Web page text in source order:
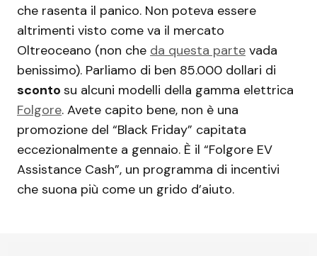
che rasenta il panico. Non poteva essere
altrimenti visto come va il mercato
Oltreoceano (non che da questa parte vada
benissimo). Parliamo di ben 85.000 dollari di
sconto su alcuni modelli della gamma elettrica
Folgore. Avete capito bene, non è una
promozione del “Black Friday” capitata
eccezionalmente a gennaio. È il “Folgore EV
Assistance Cash”, un programma di incentivi
che suona più come un grido d’aiuto.